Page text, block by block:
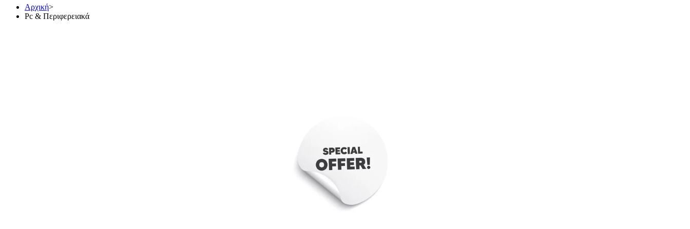
Αρχική>
Pc & Περιφερειακά